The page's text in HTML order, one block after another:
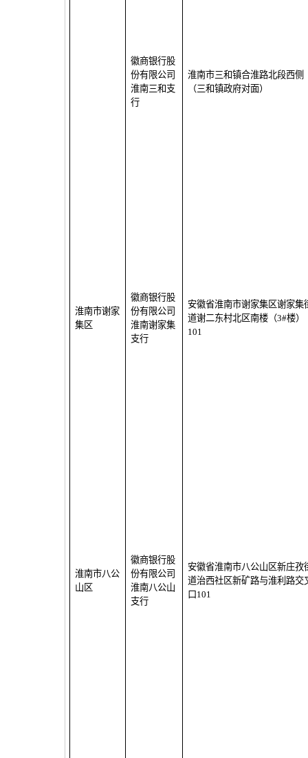
徽商银行股
份有限公司
淮南三和支
行
淮南市三和镇合淮路北段西侧
（三和镇政府对面）
淮南市谢家
集区
徽商银行股
份有限公司
淮南谢家集
支行
安徽省淮南市谢家集区谢家集
道谢二东村北区南楼（3#楼）
101
淮南市八公
山区
徽商银行股
份有限公司
淮南八公山
支行
安徽省淮南市八公山区新庄孜
道治西社区新矿路与淮利路交
口 101